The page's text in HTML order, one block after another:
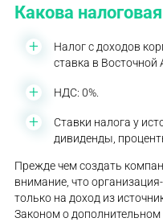
Какова
Налог с доходов
ставка в Восточной
НДС: 0%.
Ставки налога у
дивиденды,
Прежде чем создать
внимание, что
только на доход из
Законом о